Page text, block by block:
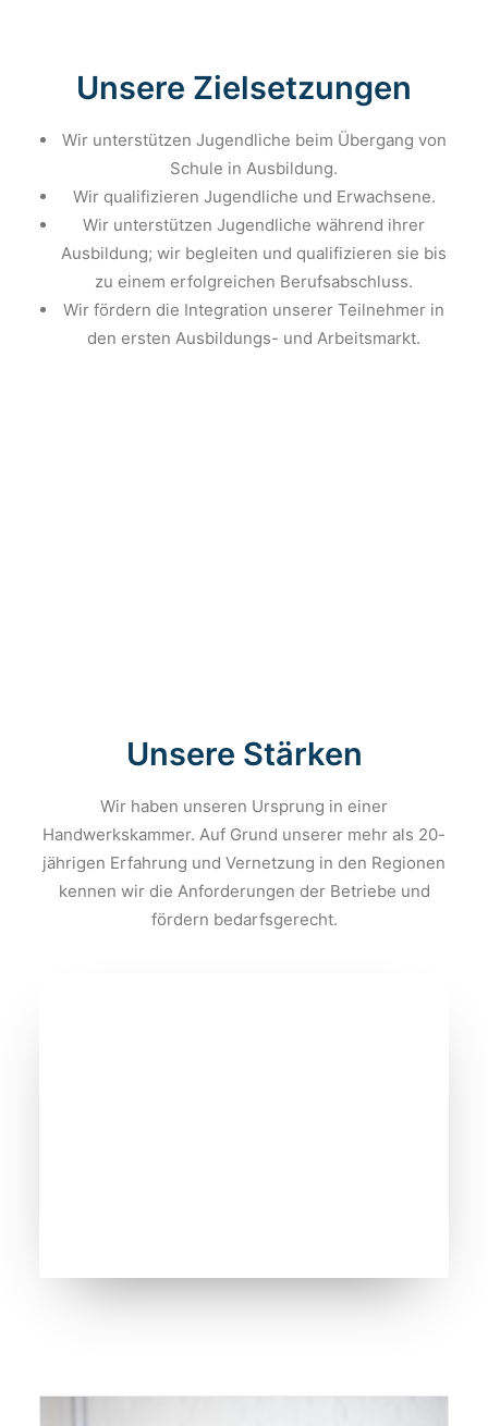
Unsere Zielsetzungen
Wir unterstützen Jugendliche beim Übergang von
Schule in Ausbildung.
Wir qualifizieren Jugendliche und Erwachsene.
Wir unterstützen Jugendliche während ihrer
Ausbildung; wir begleiten und qualifizieren sie bis
zu einem erfolgreichen Berufsabschluss.
Wir fördern die Integration unserer Teilnehmer in
den ersten Ausbildungs- und Arbeitsmarkt.
Unsere Stärken
Wir haben unseren Ursprung in einer
Handwerkskammer. Auf Grund unserer mehr als 20-
jährigen Erfahrung und Vernetzung in den Regionen
kennen wir die Anforderungen der Betriebe und
fördern bedarfsgerecht.